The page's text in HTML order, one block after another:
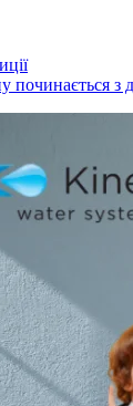
починається з